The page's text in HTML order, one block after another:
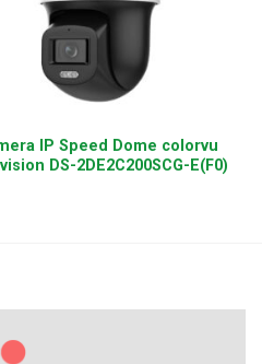
IP Speed Dome colorvu
DS-2DE2C200SCG-E(F0)